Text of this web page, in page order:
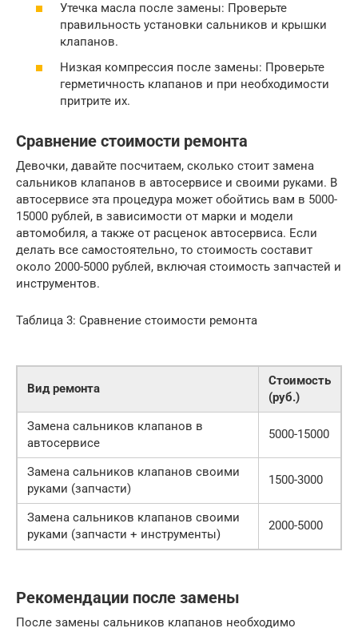
Утечка масла после замены: Проверьте
правильность установки сальников и крышки
клапанов.
Низкая компрессия после замены: Проверьте
герметичность клапанов и при необходимости
притрите их.
Сравнение стоимости ремонта
Девочки, давайте посчитаем, сколько стоит замена
сальников клапанов в автосервисе и своими руками. В
автосервисе эта процедура может обойтись вам в 5000-
15000 рублей, в зависимости от марки и модели
автомобиля, а также от расценок автосервиса. Если
делать все самостоятельно, то стоимость составит
около 2000-5000 рублей, включая стоимость запчастей и
инструментов.
Таблица 3: Сравнение стоимости ремонта
Вид ремонта
Стоимость
(руб.)
Замена сальников клапанов в
автосервисе
5000-15000
Замена сальников клапанов своими
руками (запчасти)
1500-3000
Замена сальников клапанов своими
руками (запчасти + инструменты)
2000-5000
Рекомендации после замены
После замены сальников клапанов необходимо